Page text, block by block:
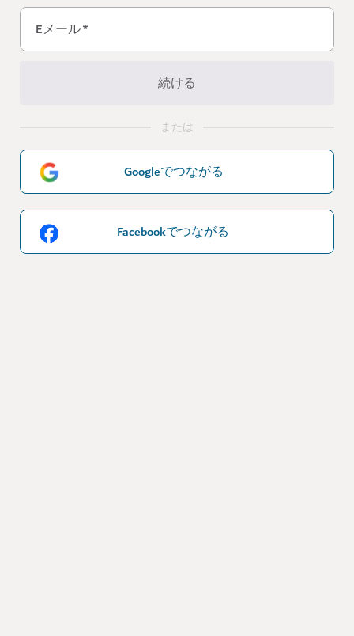
Eメール*
続ける
または
Googleでつながる
Facebookでつながる